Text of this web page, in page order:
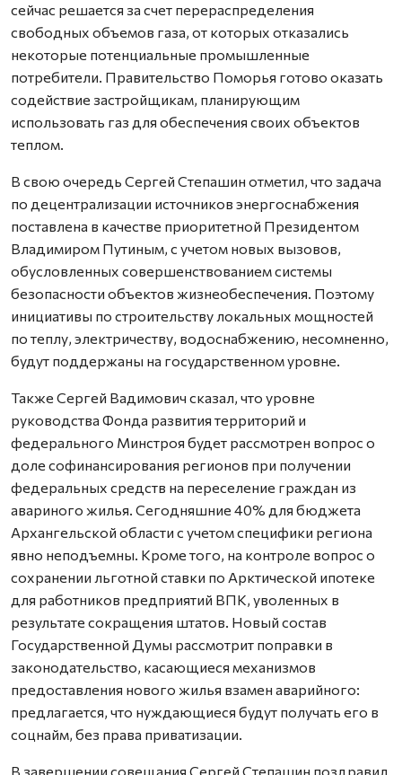
сейчас решается за счет перераспределения
свободных объемов газа, от которых отказались
некоторые потенциальные промышленные
потребители. Правительство Поморья готово оказать
содействие застройщикам, планирующим
использовать газ для обеспечения своих объектов
теплом.
В свою очередь Сергей Степашин отметил, что задача
по децентрализации источников энергоснабжения
поставлена в качестве приоритетной Президентом
Владимиром Путиным, с учетом новых вызовов,
обусловленных совершенствованием системы
безопасности объектов жизнеобеспечения. Поэтому
инициативы по строительству локальных мощностей
по теплу, электричеству, водоснабжению, несомненно,
будут поддержаны на государственном уровне.
Также Сергей Вадимович сказал, что уровне
руководства Фонда развития территорий и
федерального Минстроя будет рассмотрен вопрос о
доле софинансирования регионов при получении
федеральных средств на переселение граждан из
авариного жилья. Сегодняшние 40% для бюджета
Архангельской области с учетом специфики региона
явно неподъемны. Кроме того, на контроле вопрос о
сохранении льготной ставки по Арктической ипотеке
для работников предприятий ВПК, уволенных в
результате сокращения штатов. Новый состав
Государственной Думы рассмотрит поправки в
законодательство, касающиеся механизмов
предоставления нового жилья взамен аварийного:
предлагается, что нуждающиеся будут получать его в
соцнайм, без права приватизации.
В завершении совещания Сергей Степашин поздравил